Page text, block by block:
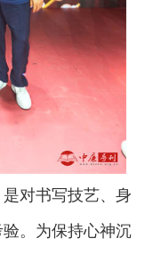
对书写技艺、身
。为保持心神沉